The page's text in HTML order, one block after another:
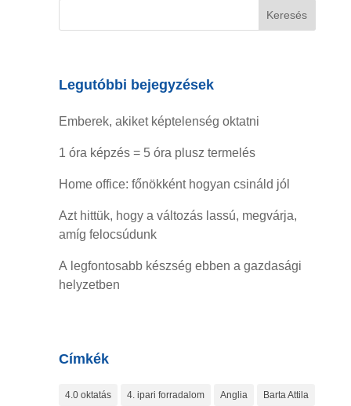
Legutóbbi bejegyzések
Emberek, akiket képtelenség oktatni
1 óra képzés = 5 óra plusz termelés
Home office: főnökként hogyan csináld jól
Azt hittük, hogy a változás lassú, megvárja,
amíg felocsúdunk
A legfontosabb készség ebben a gazdasági
helyzetben
Címkék
4.0 oktatás 4. ipari forradalom Anglia Barta Attila